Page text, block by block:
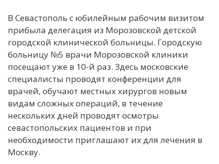
В Севастополь с юбилейным рабочим визитом
прибыла делегация из Морозовской детской
городской клинической больницы. Городскую
больницу №5 врачи Морозовской клиники
посещают уже в 10-й раз. Здесь московские
специалисты проводят конференции для
врачей, обучают местных хирургов новым
видам сложных операций, в течение
нескольких дней проводят осмотры
севастопольских пациентов и при
необходимости приглашают их для лечения в
Москву.